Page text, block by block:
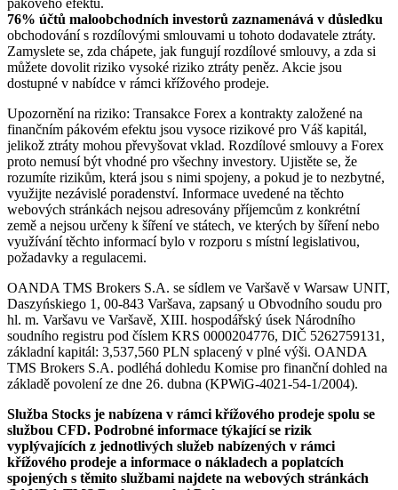
76% účtů maloobchodních investorů zaznamenává v důsledku
obchodování s rozdílovými smlouvami u tohoto dodavatele ztráty.
Zamyslete se, zda chápete, jak fungují rozdílové smlouvy, a zda si
můžete dovolit riziko vysoké riziko ztráty peněz. Akcie jsou
dostupné v nabídce v rámci křížového prodeje.
Upozornění na riziko: Transakce Forex a kontrakty založené na
finančním pákovém efektu jsou vysoce rizikové pro Váš kapitál,
jelikož ztráty mohou převyšovat vklad. Rozdílové smlouvy a Forex
proto nemusí být vhodné pro všechny investory. Ujistěte se, že
rozumíte rizikům, která jsou s nimi spojeny, a pokud je to nezbytné,
využijte nezávislé poradenství. Informace uvedené na těchto
webových stránkách nejsou adresovány příjemcům z konkrétní
země a nejsou určeny k šíření ve státech, ve kterých by šíření nebo
využívání těchto informací bylo v rozporu s místní legislativou,
požadavky a regulacemi.
OANDA TMS Brokers S.A. se sídlem ve Varšavě v Warsaw UNIT,
Daszyńskiego 1, 00-843 Varšava, zapsaný u Obvodního soudu pro
hl. m. Varšavu ve Varšavě, XIII. hospodářský úsek Národního
soudního registru pod číslem KRS 0000204776, DIČ 5262759131,
základní kapitál: 3,537,560 PLN splacený v plné výši. OANDA
TMS Brokers S.A. podléhá dohledu Komise pro finanční dohled na
základě povolení ze dne 26. dubna (KPWiG-4021-54-1/2004).
Služba Stocks je nabízena v rámci křížového prodeje spolu se
službou CFD. Podrobné informace týkající se rizik
vyplývajících z jednotlivých služeb nabízených v rámci
křížového prodeje a informace o nákladech a poplatcích
spojených s těmito službami najdete na webových stránkách